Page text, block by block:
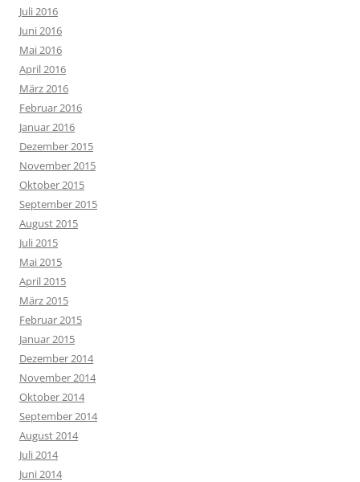
Juli 2016
Juni 2016
Mai 2016
April 2016
März 2016
Februar 2016
Januar 2016
Dezember 2015
November 2015
Oktober 2015
September 2015
August 2015
Juli 2015
Mai 2015
April 2015
März 2015
Februar 2015
Januar 2015
Dezember 2014
November 2014
Oktober 2014
September 2014
August 2014
Juli 2014
Juni 2014